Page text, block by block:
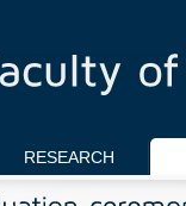
RESEARCH